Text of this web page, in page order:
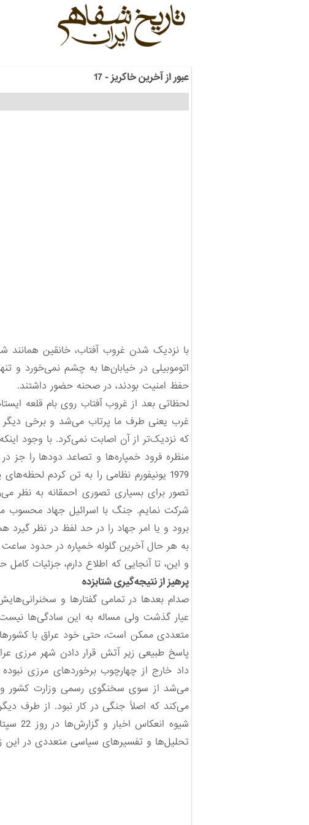
عبور از آخرین خاکریز - 17
با نزدیک شدن غروب آفتاب، خانقین همانند
اتوموبیلی در خیابان‌ها به چشم نمی‌خورد و
حفظ امنیت بودند، در صحنه حضور داشتند.
لحظاتی بعد از غروب آفتاب روی بام قلعه
که نزدیک‌تر از آن اصابت نمی‌کرد. با وجود
منظره فرود خمپاره‌ها و تصاعد دودها را جز
1979 یونیفورم نظامی را به تن کردم
تصور برای بسیاری تصوری احمقانه به نظر
شرکت نمایم. جنگ با اسرائیل جهاد محسوب
برود و یا امر جهاد را در حد لفظ در نظر
و این، تا آنجایی که اطلاع دارم، جزئیات کامل
پرهیز از نتیجه‌گیری شتابزده
صدام بعدها در تمامی گفتارها و
عیار گذشت ولی مساله به این سادگی‌ها
متعددی ممکن است،‌ حتی خود عراق با
داد خارج از چهارچوب برخوردهای مرزی
می‌کند که اصلاً جنگی در کار نبود. از طرف
شیوه
تحلیل‌ها و تفسیرهای سیاسی متعددی در این